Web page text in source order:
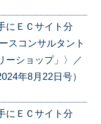
にＥＣサイト分
スコンサルタント
ショップ」〉／
年8月22日号）
にＥＣサイト分